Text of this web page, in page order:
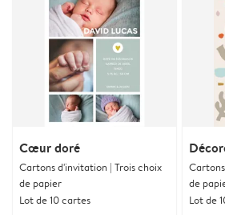
Cœur doré
Cartons d'invitation | Trois choix
de papier
Lot de 10 cartes
de
Lot de